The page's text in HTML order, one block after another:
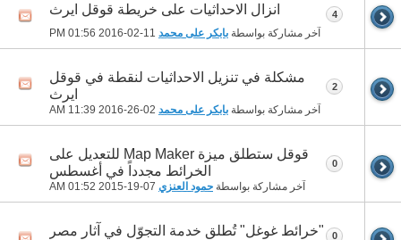
انزال الاحداثيات على خريطة قوقل ايرث
آخر مشاركة بواسطة بابكر على محمد 01:56 PM
4
مشكلة في تنزيل الاحداثيات لنقطة في قوقل
ايرث
آخر مشاركة بواسطة بابكر على محمد 11:39 AM
2
قوقل ستطلق ميزة Map Maker للتعديل على
الخرائط مجدداً في أغسطس
آخر مشاركة بواسطة حمود العنزي 01:52 AM
0
"خرائط غوغل" تُطلق خدمة التجوّل في آثار مصر 0